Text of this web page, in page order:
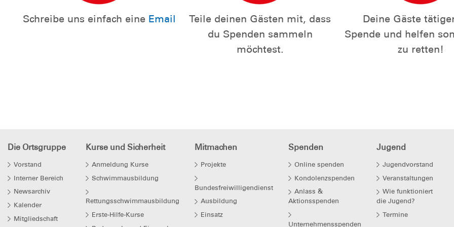
Schreibe uns einfach eine Email
Teile deinen Gästen mit, dass
du Spenden sammeln
möchtest.
Deine Gäste
Spende und helfen
zu retten!
Die Ortsgruppe
Vorstand
Interner Bereich
Newsarchiv
Kalender
Mitgliedschaft
Kurse und Sicherheit
Anmeldung Kurse
Schwimmausbildung
Rettungsschwimmausbildung
Erste-Hilfe-Kurse
Mitmachen
Projekte
Bundesfreiwilligendienst
Ausbildung
Einsatz
Spenden
Online spenden
Kondolenzspenden
Anlass &
Aktionsspenden
Unternehmensspenden
Jugend
Jugendvorstand
Veranstaltungen
Wie funktioniert
die Jugend?
Termine